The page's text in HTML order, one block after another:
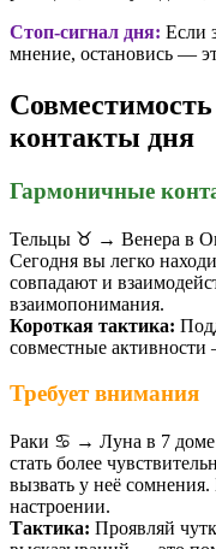
Стоп-сигнал дня: Если
мнение, остановись —
контакты дня
Гармоничные
Тельцы ♉️ → Венера в
Сегодня вы легко
совпадают и
взаимопонимания.
Короткая тактика:
совместные
Требует внимания
Раки ♋️ → Луна в 7
стать более
вызвать у неё
настроении.
Тактика: Проявляй